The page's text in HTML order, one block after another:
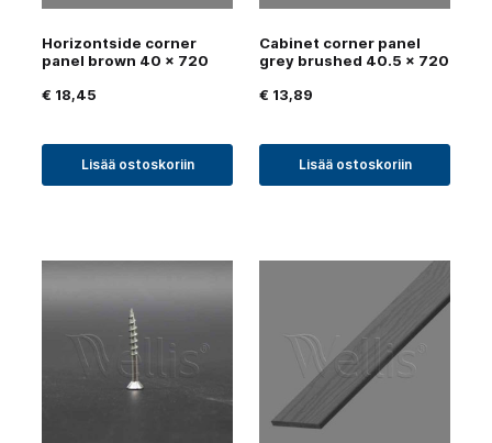
Horizontside corner
panel brown 40 x 720
€ 18,45
Lisää ostoskoriin
Cabinet corner panel
grey brushed 40.5 x 720
€ 13,89
Lisää ostoskoriin